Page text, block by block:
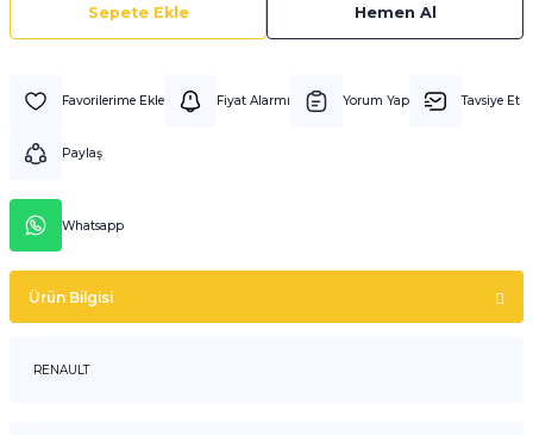
Sepete Ekle Hemen Al
Fiyat Alarmı Yorum Yap Tavsiye Et
Paylaş
Whatsapp
Ürün Bilgisi
RENAULT